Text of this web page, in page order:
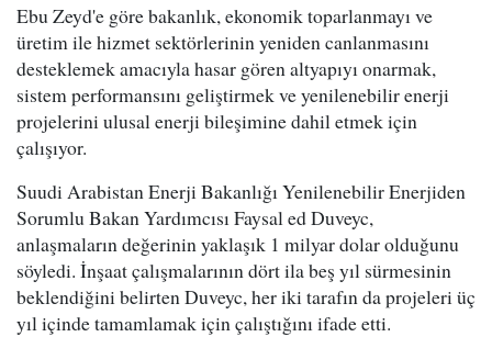
Ebu Zeyd'e göre bakanlık, ekonomik toparlanmayı ve
üretim ile hizmet sektörlerinin yeniden canlanmasını
desteklemek amacıyla hasar gören altyapıyı onarmak,
sistem performansını geliştirmek ve yenilenebilir enerji
projelerini ulusal enerji bileşimine dahil etmek için
çalışıyor.
Suudi Arabistan Enerji Bakanlığı Yenilenebilir Enerjiden
Sorumlu Bakan Yardımcısı Faysal ed Duveyc,
anlaşmaların değerinin yaklaşık 1 milyar dolar olduğunu
söyledi. İnşaat çalışmalarının dört ila beş yıl sürmesinin
beklendiğini belirten Duveyc, her iki tarafın da projeleri üç
yıl içinde tamamlamak için çalıştığını ifade etti.